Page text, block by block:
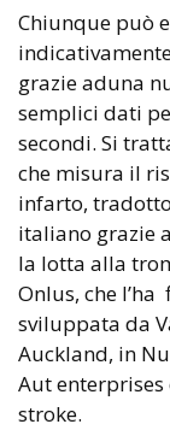
Chiunque può
grazie aduna
semplici dati
secondi. Si
che misura il
infarto,
italiano grazie
la lotta alla
Onlus, che
sviluppata da
Auckland, in
Aut enterprises
stroke.